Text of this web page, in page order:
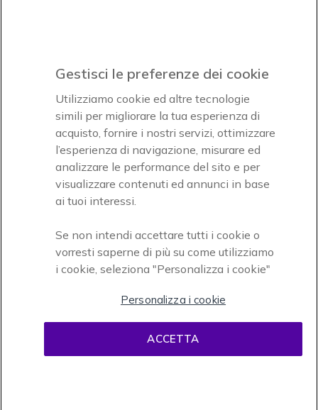
Icon
Icon
Paga facilmente ed in assoluta sicurezza
Accettiamo
Gestisci le preferenze dei cookie
Utilizziamo cookie ed altre tecnologie
simili per migliorare la tua esperienza di
acquisto, fornire i nostri servizi, ottimizzare
l’esperienza di navigazione, misurare ed
analizzare le performance del sito e per
visualizzare contenuti ed annunci in base
ai tuoi interessi.
Se non intendi accettare tutti i cookie o
vorresti saperne di più su come utilizziamo
i cookie, seleziona "Personalizza i cookie"
Personalizza i cookie
ACCETTA